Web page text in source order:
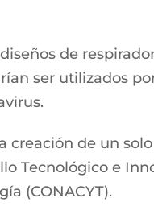
de
ser utilizados
creación de un
Tecnológico e
(CONACYT).